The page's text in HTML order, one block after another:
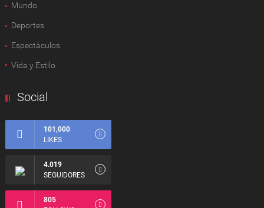
Mundo
Deportes
Espectàculos
Vida y Estilo
Social
101,000
LIKES
4.019
SEGUIDORES
805